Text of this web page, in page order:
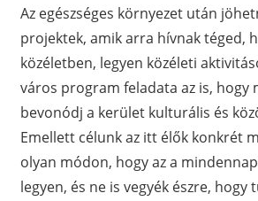
Az egészséges környezet után
projektek, amik arra hívnak téged,
közéletben, legyen közéleti
város program feladata az is, hogy
bevonódj a kerület kulturális és
Emellett célunk az itt élők konkrét
olyan módon, hogy az a
legyen, és ne is vegyék észre, hogy